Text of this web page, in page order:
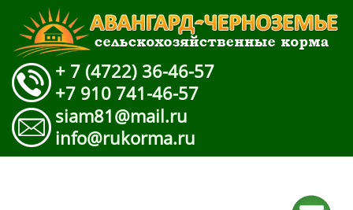
+ 7 (4722) 36-46-57
+7 910 741-46-57
siam81@mail.ru
info@rukorma.ru